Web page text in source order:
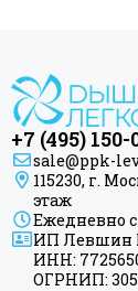
+7 (495) 150-
sale@ppk-
115230, г.
этаж
Ежедневно с
ИП Левшин
ИНН:
ОГРНИП: